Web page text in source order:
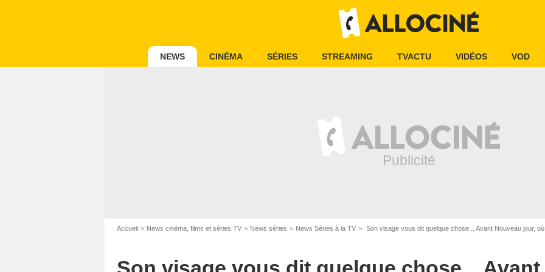
NEWS CINÉMA SÉRIES STREAMING TVACTU VIDÉOS VOD
Accueil News cinéma, films et séries TV News séries News Séries à la TV Son visage vous dit quelque chose... Avant Nouveau jour,